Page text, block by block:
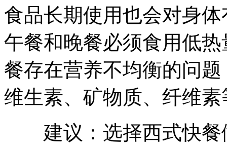
食品长期使用也会对身
午餐和晚餐必须食用低
餐存在营养不均衡的问
维生素、矿物质、纤维
建议：选择西式快餐